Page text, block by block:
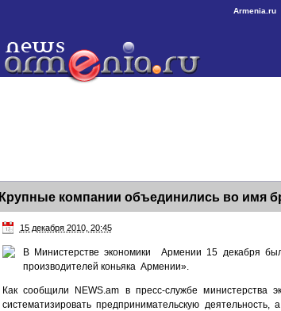
Armenia.ru
Крупные компании объединились во имя
15 декабря 2010, 20:45
В Министерстве экономики Армении 15 декабря
производителей коньяка Армении».
Как сообщили NEWS.am в пресс-службе министерства
систематизировать предпринимательскую